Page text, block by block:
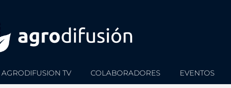
AGRODIFUSION TV COLABORADORES EVENTOS